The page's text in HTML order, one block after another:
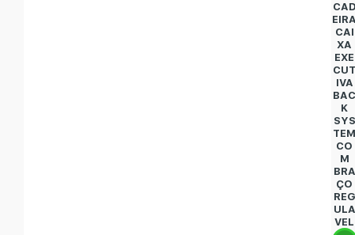
CAI
XA
EXE
IVA
K
SYS
CO
M
BRA
ÇO
REG
ULA
VEL